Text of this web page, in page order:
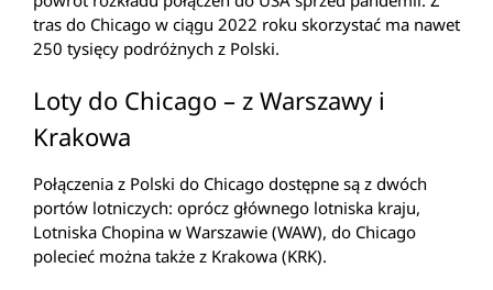
tras do Chicago w ciągu 2022 roku skorzystać ma nawet
250 tysięcy podróżnych z Polski.
Loty do Chicago – z Warszawy i
Krakowa
Połączenia z Polski do Chicago dostępne są z dwóch
portów lotniczych: oprócz głównego lotniska kraju,
Lotniska Chopina w Warszawie (WAW), do Chicago
polecieć można także z Krakowa (KRK).